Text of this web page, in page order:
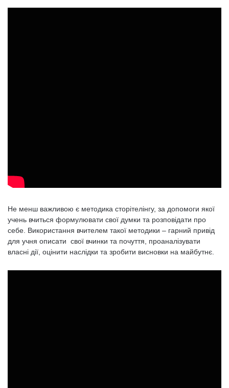
Не менш важливою є методика сторітелінгу, за допомоги якої
учень вчиться формулювати свої думки та розповідати про
себе. Використання вчителем такої методики – гарний привід
для учня описати свої вчинки та почуття, проаналізувати
власні дії, оцінити наслідки та зробити висновки на майбутнє.